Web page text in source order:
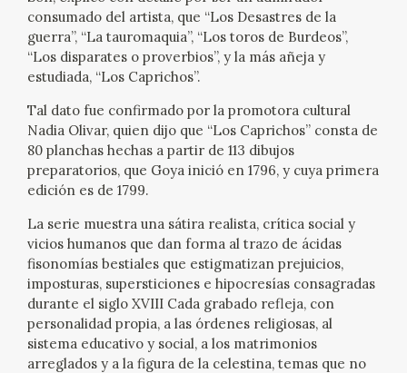
BLOG CUADERNO ITALIANO
FRANCISCO DE GOYA
BIOGRAFÍA
CRONOLOGÍA
EL VIAJE DE GOYA
GOYA EN EL MUNDO
GOYA EN ARAGÓN
consumado del artista, que “Los Desastres de la
guerra”, “La tauromaquia”, “Los toros de Burdeos”,
“Los disparates o proverbios”, y la más añeja y
estudiada, “Los Caprichos”.
Tal dato fue confirmado por la promotora cultural
Nadia Olivar, quien dijo que “Los Caprichos” consta de
80 planchas hechas a partir de 113 dibujos
preparatorios, que Goya inició en 1796, y cuya primera
edición es de 1799.
La serie muestra una sátira realista, crítica social y
vicios humanos que dan forma al trazo de ácidas
fisonomías bestiales que estigmatizan prejuicios,
imposturas, supersticiones e hipocresías consagradas
durante el siglo XVIII Cada grabado refleja, con
personalidad propia, a las órdenes religiosas, al
sistema educativo y social, a los matrimonios
arreglados y a la figura de la celestina, temas que no